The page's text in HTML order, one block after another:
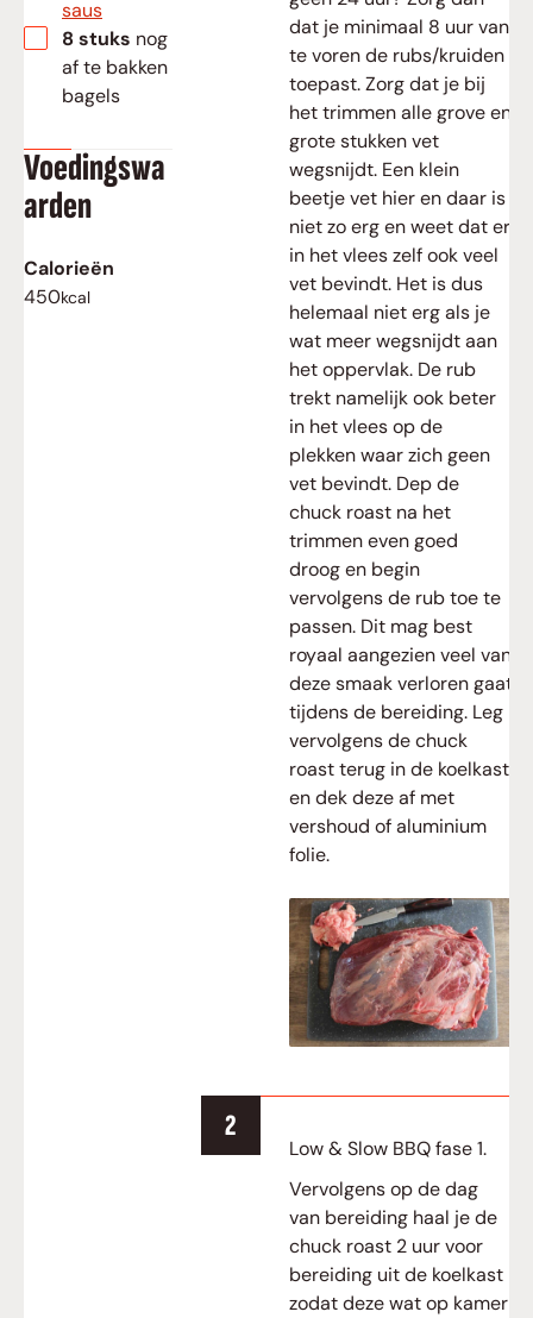
saus
▢
8 stuks nog
af te bakken
bagels
Voedingswa
arden
Calorieën
450kcal
dat je minimaal 8 uur van
te voren de rubs/kruiden
toepast. Zorg dat je bij
het trimmen alle grove en
grote stukken vet
wegsnijdt. Een klein
beetje vet hier en daar is
niet zo erg en weet dat er
in het vlees zelf ook veel
vet bevindt. Het is dus
helemaal niet erg als je
wat meer wegsnijdt aan
het oppervlak. De rub
trekt namelijk ook beter
in het vlees op de
plekken waar zich geen
vet bevindt. Dep de
chuck roast na het
trimmen even goed
droog en begin
vervolgens de rub toe te
passen. Dit mag best
royaal aangezien veel van
deze smaak verloren gaat
tijdens de bereiding. Leg
vervolgens de chuck
roast terug in de koelkast
en dek deze af met
vershoud of aluminium
folie.
Low & Slow BBQ fase 1.
Vervolgens op de dag
van bereiding haal je de
chuck roast 2 uur voor
bereiding uit de koelkast
zodat deze wat op kamer